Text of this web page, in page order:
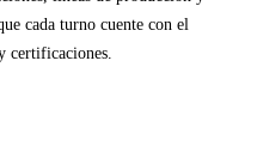
cada turno cuente con el
certificaciones.